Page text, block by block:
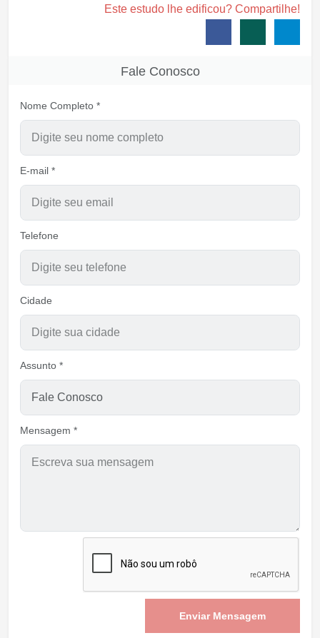
Este estudo lhe edificou? Compartilhe!
Fale Conosco
Nome Completo *
E-mail *
Telefone
Cidade
Assunto *
Mensagem *
Enviar Mensagem